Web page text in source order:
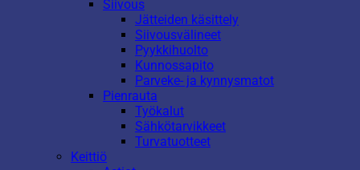
Siivous
Jätteiden käsittely
Siivousvälineet
Pyykkihuolto
Kunnossapito
Parveke- ja kynnysmatot
Pienrauta
Työkalut
Sähkötarvikkeet
Turvatuotteet
Keittiö